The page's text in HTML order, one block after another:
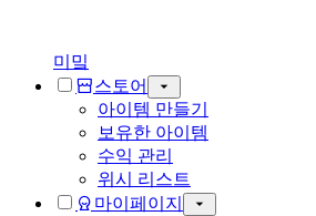
미밐
스토어
아이템 만들기
보유한 아이템
수익 관리
위시 리스트
마이페이지